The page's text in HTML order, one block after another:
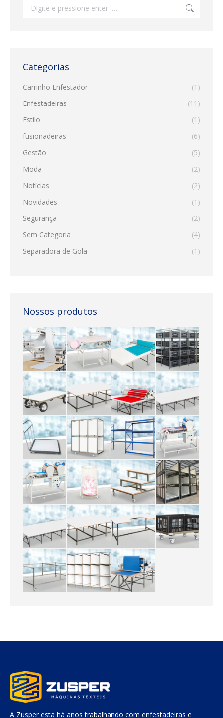
Search:
Categorias
Carrinho Enfestador
(1)
Enfestadeiras
(11)
Estilo
(1)
fusionadeiras
(6)
Gestão
(5)
Moda
(2)
Notícias
(2)
Novidades
(1)
Segurança
(2)
Sem Categoria
(4)
Separadora de Gola
(1)
Nossos produtos
A Zusper esta há anos trabalhando com enfestadeiras e